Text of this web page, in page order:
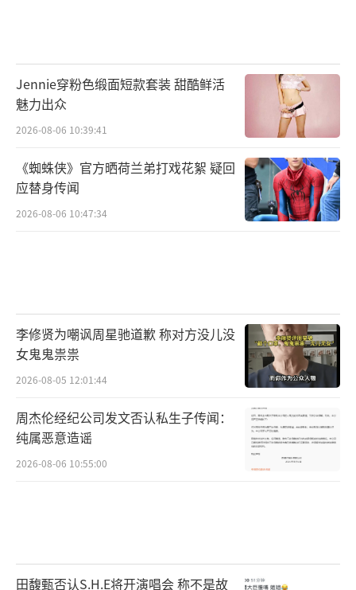
Jennie穿粉色缎面短款套装 甜酷鲜活
魅力出众
2026-08-06 10:39:41
《蜘蛛侠》官方晒荷兰弟打戏花絮 疑回
应替身传闻
2026-08-06 10:47:34
李修贤为嘲讽周星驰道歉 称对方没儿没
女鬼鬼祟祟
2026-08-05 12:01:44
周杰伦经纪公司发文否认私生子传闻：
纯属恶意造谣
2026-08-06 10:55:00
田馥甄否认S.H.E将开演唱会 称不是故